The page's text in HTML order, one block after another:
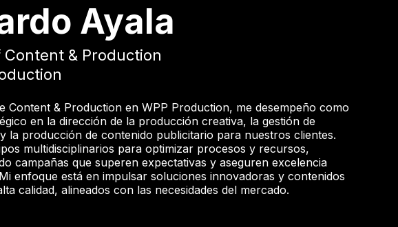
Ayala
Content & Production
Content & Production en WPP Production, me desempeño como
en la dirección de la producción creativa, la gestión de
la producción de contenido publicitario para nuestros clientes.
multidisciplinarios para optimizar procesos y recursos,
campañas que superen expectativas y aseguren excelencia
enfoque está en impulsar soluciones innovadoras y contenidos
calidad, alineados con las necesidades del mercado.